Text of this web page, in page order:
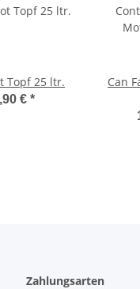
Topf 25 ltr.
€ *
Can
Zahlungsarten